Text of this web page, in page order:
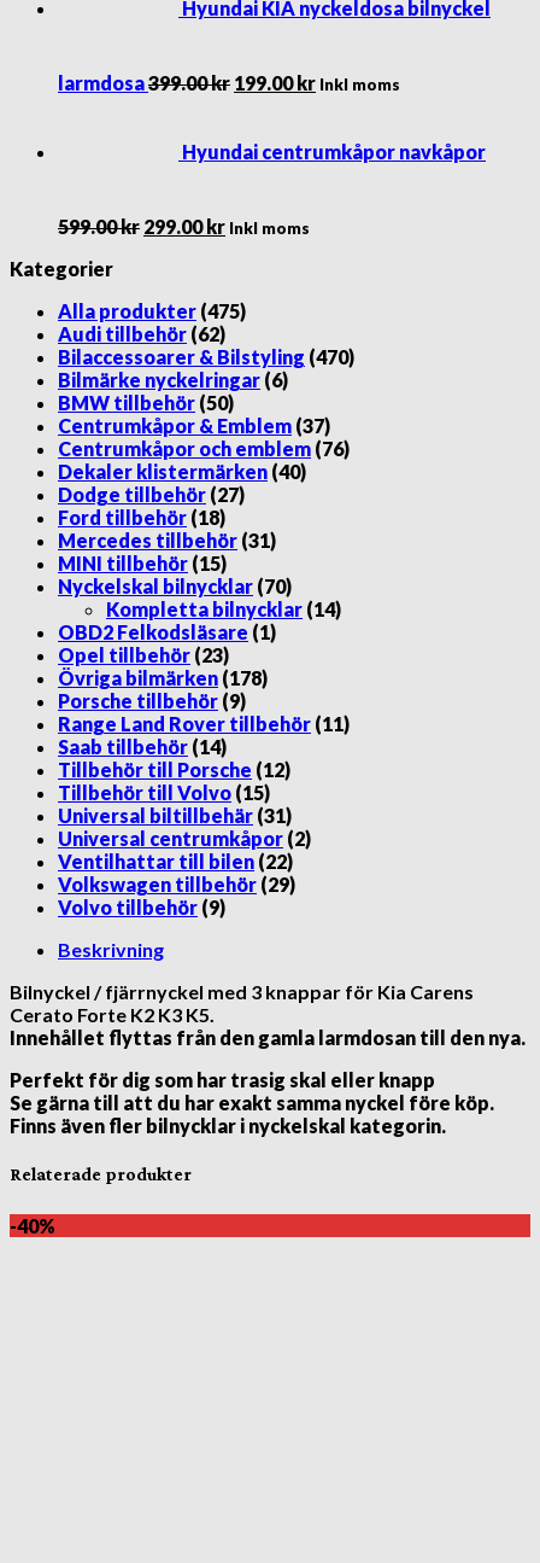
Hyundai KIA nyckeldosa bilnyckel
larmdosa399.00kr Det
var:
199.00krDet
är:
Inkl moms
Hyundai centrumkåpor navkåpor
599.00kr Det
599.00 kr.
299.00krDet
299.00 kr.
Inkl moms
Kategorier
Alla produkter (475)
Audi tillbehör (62)
Bilaccessoarer & Bilstyling (470)
Bilmärke nyckelringar (6)
BMW tillbehör (50)
Centrumkåpor & Emblem (37)
Centrumkåpor och emblem (76)
Dekaler klistermärken (40)
Dodge tillbehör (27)
Ford tillbehör (18)
Mercedes tillbehör (31)
MINI tillbehör (15)
Nyckelskal bilnycklar (70)
Kompletta bilnycklar (14)
OBD2 Felkodsläsare (1)
Opel tillbehör (23)
Övriga bilmärken (178)
Porsche tillbehör (9)
Range Land Rover tillbehör (11)
Saab tillbehör (14)
Tillbehör till Porsche (12)
Tillbehör till Volvo (15)
Universal biltillbehär (31)
Universal centrumkåpor (2)
Ventilhattar till bilen (22)
Volkswagen tillbehör (29)
Volvo tillbehör (9)
Beskrivning
Bilnyckel / fjärrnyckel med 3 knappar för Kia Carens
Cerato Forte K2 K3 K5.
Innehållet flyttas från den gamla larmdosan till den nya.
Perfekt för dig som har trasig skal eller knapp
Se gärna till att du har exakt samma nyckel före köp.
Finns även fler bilnycklar i nyckelskal kategorin.
Relaterade produkter
-40%